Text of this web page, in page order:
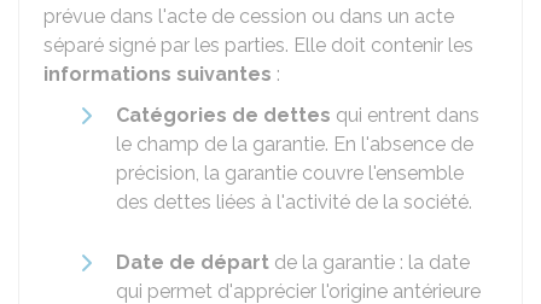
prévue dans l'acte de cession ou dans un acte
séparé signé par les parties. Elle doit contenir les
informations suivantes :
Catégories de dettes qui entrent dans
le champ de la garantie. En l'absence de
précision, la garantie couvre l'ensemble
des dettes liées à l'activité de la société.
Date de départ de la garantie : la date
qui permet d'apprécier l'origine antérieure